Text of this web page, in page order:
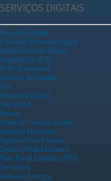
SERVIÇOS DIGITAIS
Protocolo Digital
Consultar Protocolo Digital
Portal do Ganha Tempo
Segunda Via IPTU
IPTU Sustentável
Serviços ao Cidadão
156
Ouvidoria Digital
Geo Portal
Procon
Portal de Compras Online
Inspeção Municipal
Agência Virtual Saema
Diário Oficial Eletrônico
Nota Fiscal Eletrônica NFE
Servidores
Todos os Serviços